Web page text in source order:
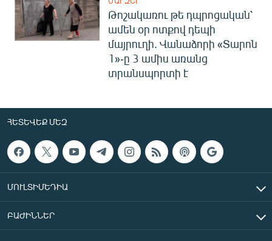
Թոշակառու թե դպրոցական՝
ամեն օր ոտքով դեպի
մայրուղի. Վանաձորի «Տարոն
1»-ը 3 ամիս առանց
տրանսպորտի է
ՀԵՏԵՎԵՔ ՄԵԶ
ՄՈՒԼՏԻՄԵԴԻԱ
ԲԱԺԻՆՆԵՐ